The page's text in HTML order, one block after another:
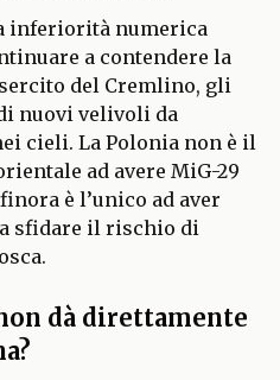
inferiorità numerica
a contendere la
del Cremlino, gli
nuovi velivoli da
cieli. La Polonia non è il
ad avere MiG-29
è l’unico ad aver
sfidare il rischio di
dà direttamente